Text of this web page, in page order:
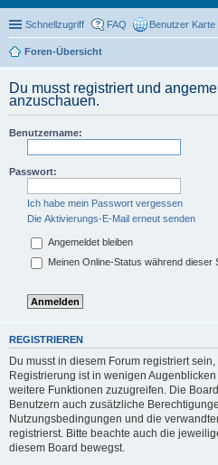
Schnellzugriff FAQ Benutzer Karte
Foren-Übersicht
Du musst registriert und
anzuschauen.
Benutzername:
Passwort:
Ich habe mein Passwort vergessen
Die Aktivierungs-E-Mail erneut senden
Angemeldet bleiben
Meinen Online-Status während dieser
REGISTRIEREN
Du musst in diesem Forum registriert
Registrierung ist in wenigen
weitere Funktionen zuzugreifen. Die
Benutzern auch zusätzliche
Nutzungsbedingungen und die
registrierst. Bitte beachte auch die
diesem Board bewegst.